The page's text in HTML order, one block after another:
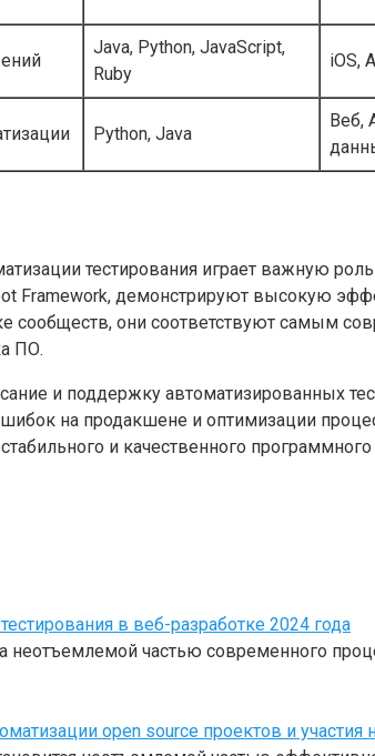
Java, Python, JavaScript,
Ruby
iOS,
Python, Java
Веб,
тестирования играет важную
Framework, демонстрируют высокую
сообществ, они соответствуют самым
ПО.
и поддержку автоматизированных
на продакшене и оптимизации
и качественного
в веб-разработке 2024 года
неотъемлемой частью современного
open source проектов и участия